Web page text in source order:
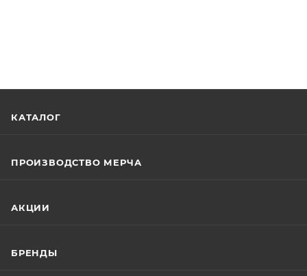
КАТАЛОГ
ПРОИЗВОДСТВО МЕРЧА
АКЦИИ
БРЕНДЫ